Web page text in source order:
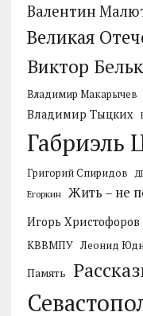
Валентин
Великая
Виктор
Владимир Макарычев
Владимир Тыцких
Габриэль
Григорий Спиридов
Егоркин Жить – не
Игорь Христофоров
КВВМПУ Леонид
Память